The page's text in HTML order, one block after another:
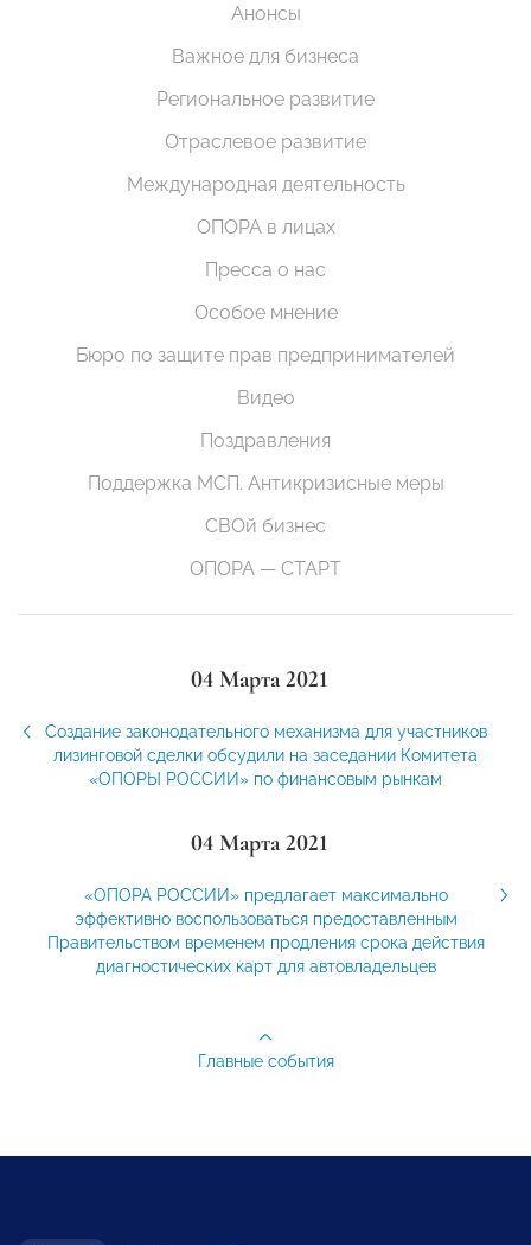
Анонсы
Важное для бизнеса
Региональное развитие
Отраслевое развитие
Международная деятельность
ОПОРА в лицах
Пресса о нас
Особое мнение
Бюро по защите прав предпринимателей
Видео
Поздравления
Поддержка МСП. Антикризисные меры
СВОй бизнес
ОПОРА — СТАРТ
04 Марта 2021
Создание законодательного механизма для участников
лизинговой сделки обсудили на заседании Комитета
«ОПОРЫ РОССИИ» по финансовым рынкам
04 Марта 2021
«ОПОРА РОССИИ» предлагает максимально
эффективно воспользоваться предоставленным
Правительством временем продления срока действия
диагностических карт для автовладельцев
Главные события